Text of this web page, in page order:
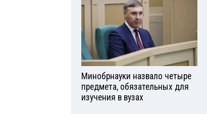
Минобрнауки назвало четыре
предмета, обязательных для
изучения в вузах